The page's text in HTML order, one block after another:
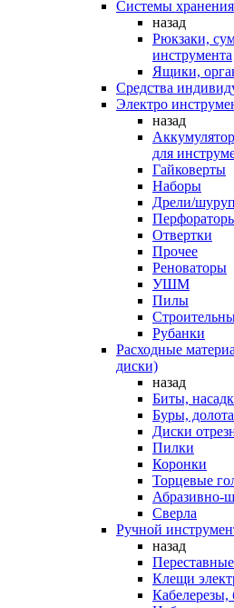
Системы хранения
назад
Рюкзаки,
инструмента
Ящики,
Средства
Электро
назад
для
Гайковерты
Наборы
Дрели/
Отвертки
Прочее
Реноваторы
УШМ
Пилы
Рубанки
Расходные
диски)
назад
Биты,
Буры, долота
Диски
Пилки
Коронки
Торцевые
Абразивно-
Сверла
Ручной
назад
Клещи
Кабелерезы,